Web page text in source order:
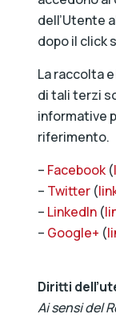
dell’Utente
dopo il click
La raccolta
di tali terzi
informative
riferimento.
– Facebook(
– Twitter(
– LinkedIn(
– Google+ (
Diritti
Ai sensi del